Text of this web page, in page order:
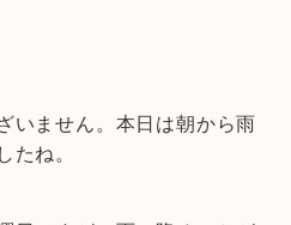
いません。本日は朝から雨
たね。